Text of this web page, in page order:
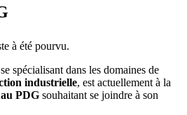
à été pourvu.
spécialisant dans les domaines de
industrielle, est actuellement à la
PDG souhaitant se joindre à son